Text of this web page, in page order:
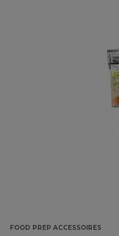
FOOD PREP ACCESSOIRES